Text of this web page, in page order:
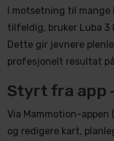
I motsetning til mange
tilfeldig, bruker Luba
Dette gir jevnere
profesjonelt resultat
Styrt fra app
Via Mammotion-appen
og redigere kart,